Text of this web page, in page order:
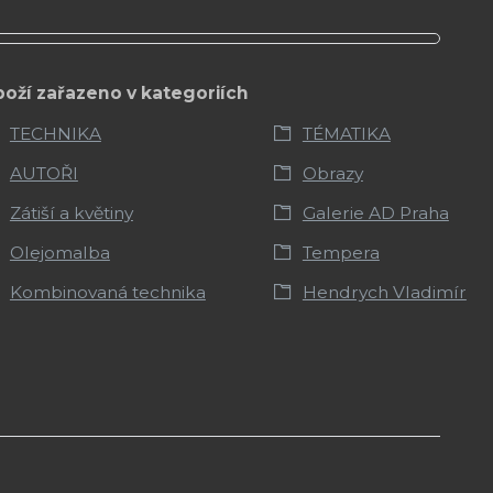
zařazeno v kategoriích
TECHNIKA
TÉMATIKA
AUTOŘI
Obrazy
Zátiší a květiny
Galerie AD Praha
Olejomalba
Tempera
Kombinovaná technika
Hendrych Vladimír